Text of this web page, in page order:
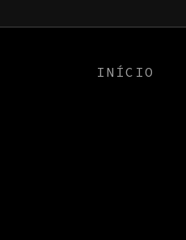
INÍCIO